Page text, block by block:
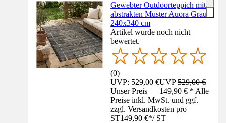
Gewebter Outdoorteppich mit
abstrakten Muster Auora Grau
240x340 cm
Artikel wurde noch nicht
bewertet.
(0)
UVP: 529,00 €UVP529,00 €
Unser Preis — 149,90 € * Alle
Preise inkl. MwSt. und ggf.
zzgl. Versandkosten pro
ST149,90 €*/ ST